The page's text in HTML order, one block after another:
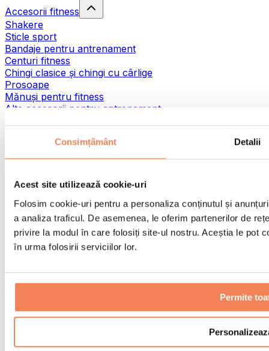
Consimțământ Detalii
Acest site utilizează cookie-uri
Folosim cookie-uri pentru a personaliza conținutul și
a analiza traficul. De asemenea, le oferim partenerilor de
privire la modul în care folosiți site-ul nostru. Aceștia le pot
în urma folosirii serviciilor lor.
Permite
Accesorii fitness
Shakere
Sticle sport
Bandaje pentru antrenament
Centuri fitness
Chingi clasice și chingi cu cârlige
Prosoape
Mănuși pentru fitness
Alte accesorii pentru antrenament
Ajutoare pentru reabilitare
Pistoale de masaj
Genți și accesorii pentru alimente
Genți pentru sala de sport
Rucsacuri
Accesorii în funcție de activitate
Sporturi de contact
Terapie prin frig